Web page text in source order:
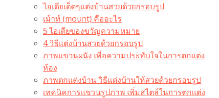
ไอเดียเด็ดๆแต่งบ้านสวยด้วยกรอบรูป
เม้าท์ (mount) คืออะไร​
5 ไอเดียของขวัญความหมาย
4 วิธีแต่งบ้านสวยด้วยกรอบรูป
ภาพแขวนผนัง เพื่อความประทับใจในการตกแต่ง
ห้อง
ภาพตกแต่งบ้าน วิธีแต่งบ้านให้สวยด้วยกรอบรูป
เทคนิคการแขวนรูปภาพ เพิ่มสไตล์ในการตกแต่ง